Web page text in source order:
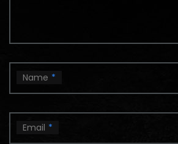
Name *
Email *